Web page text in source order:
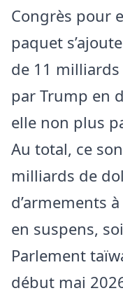
Congrès pour
paquet
de 11
par Trump en
elle non plus
Au total, ce
milliards de
d’armements
en suspens,
Parlement
début mai